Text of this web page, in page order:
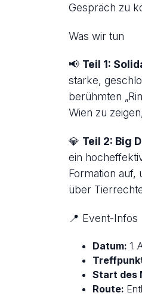
Gespräch zu
Was wir tun
📢 Teil 1:
starke,
berühmten
Wien zu
💎 Teil 2: Big
ein
Formation auf,
über
📍 Event-Infos
Datum: 1.
Start des
Route: